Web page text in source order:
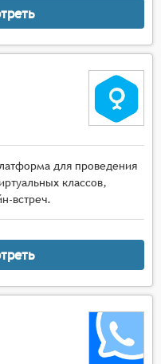
для проведения
классов,
встреч.